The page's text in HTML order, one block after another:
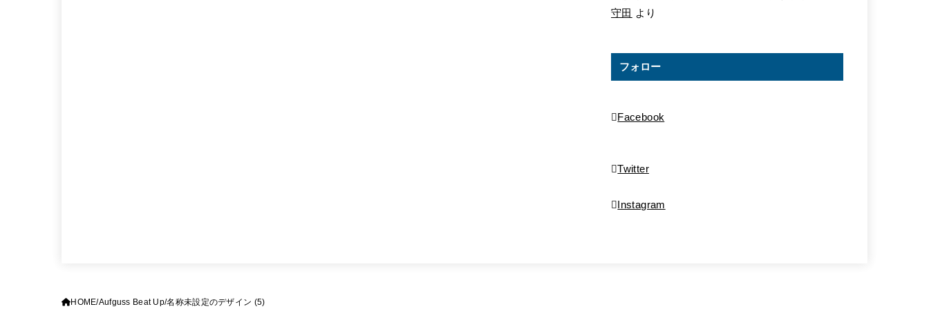
守田
より
フォロー
Facebook
Twitter
Instagram
HOME Aufguss Beat Up 名称未設定のデザイン (5)